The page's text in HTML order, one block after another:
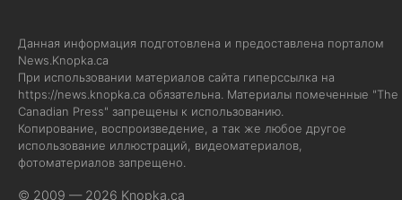
Данная информация подготовлена и предоставлена порталом
News.Knopka.ca
При использовании материалов сайта гиперссылка на
https://news.knopka.ca обязательна. Материалы помеченные "The
Canadian Press" запрещены к использованию.
Копирование, воспроизведение, а так же любое другое
использование иллюстраций, видеоматериалов,
фотоматериалов запрещено.
© 2009 — 2026 Knopka.ca